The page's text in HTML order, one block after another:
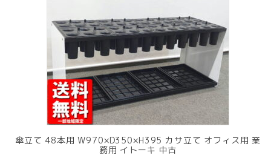
傘立て 48本用 W970×D350×H395 カサ立て オフィス用 業
務用 イトーキ 中古